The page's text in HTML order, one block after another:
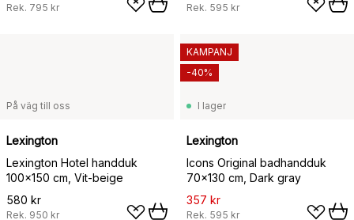
Rek. 795 kr Rek. 595 kr
På väg till oss
Lexington
Lexington Hotel handduk
100x150 cm, Vit-beige
580 kr
Rek. 950 kr
I lager
Lexington
Icons Original badhandduk
70x130 cm, Dark gray
357 kr
Rek. 595 kr
KAMPANJ
-40%